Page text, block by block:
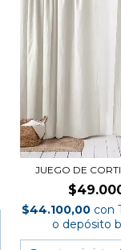
JUEGO DE
$44.100,00 con
o depósito